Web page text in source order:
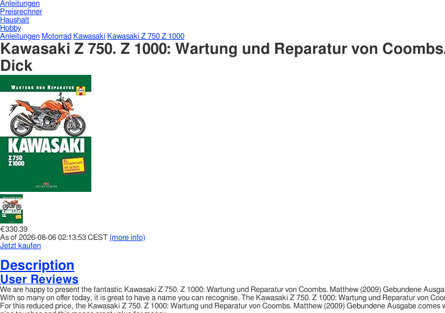
Anleitungen
Preisrechner
Haushalt
Hobby
Anleitungen Motorrad Kawasaki Kawasaki Z 750 Z 1000
Kawasaki Z 750. Z 1000: Wartung und Reparatur von
Dick
€330.39
As of 2026-08-06 02:13:53 CEST (more info)
Jetzt kaufen
Description
User Reviews
We are happy to present the fantastic Kawasaki Z 750. Z 1000: Wartung und Reparatur von Coombs. Matthew (2009) Gebundene
With so many on offer today, it is great to have a name you can recognise. The Kawasaki Z 750. Z 1000: Wartung und Reparatur von
For this reduced price, the Kawasaki Z 750. Z 1000: Wartung und Reparatur von Coombs. Matthew (2009) Gebundene Ausgabe